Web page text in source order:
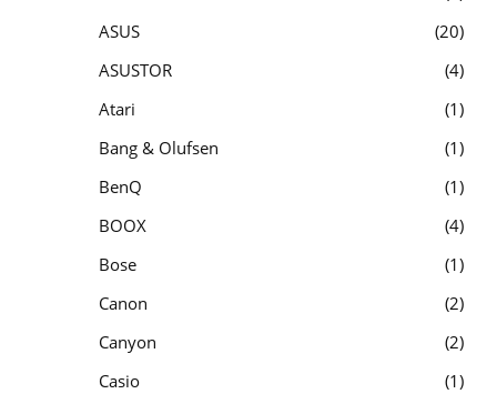
ASUS
20
ASUSTOR
4
Atari
1
Bang & Olufsen
1
BenQ
1
BOOX
4
Bose
1
Canon
2
Canyon
2
Casio
1